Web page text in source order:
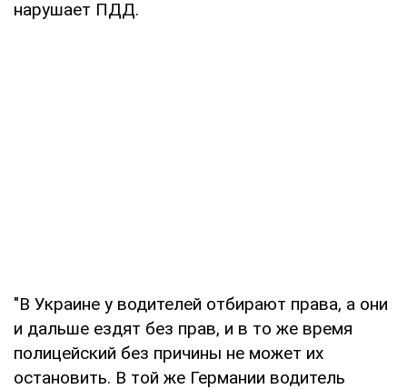
нарушает ПДД.
"В Украине у водителей отбирают права, а они
и дальше ездят без прав, и в то же время
полицейский без причины не может их
остановить. В той же Германии водитель